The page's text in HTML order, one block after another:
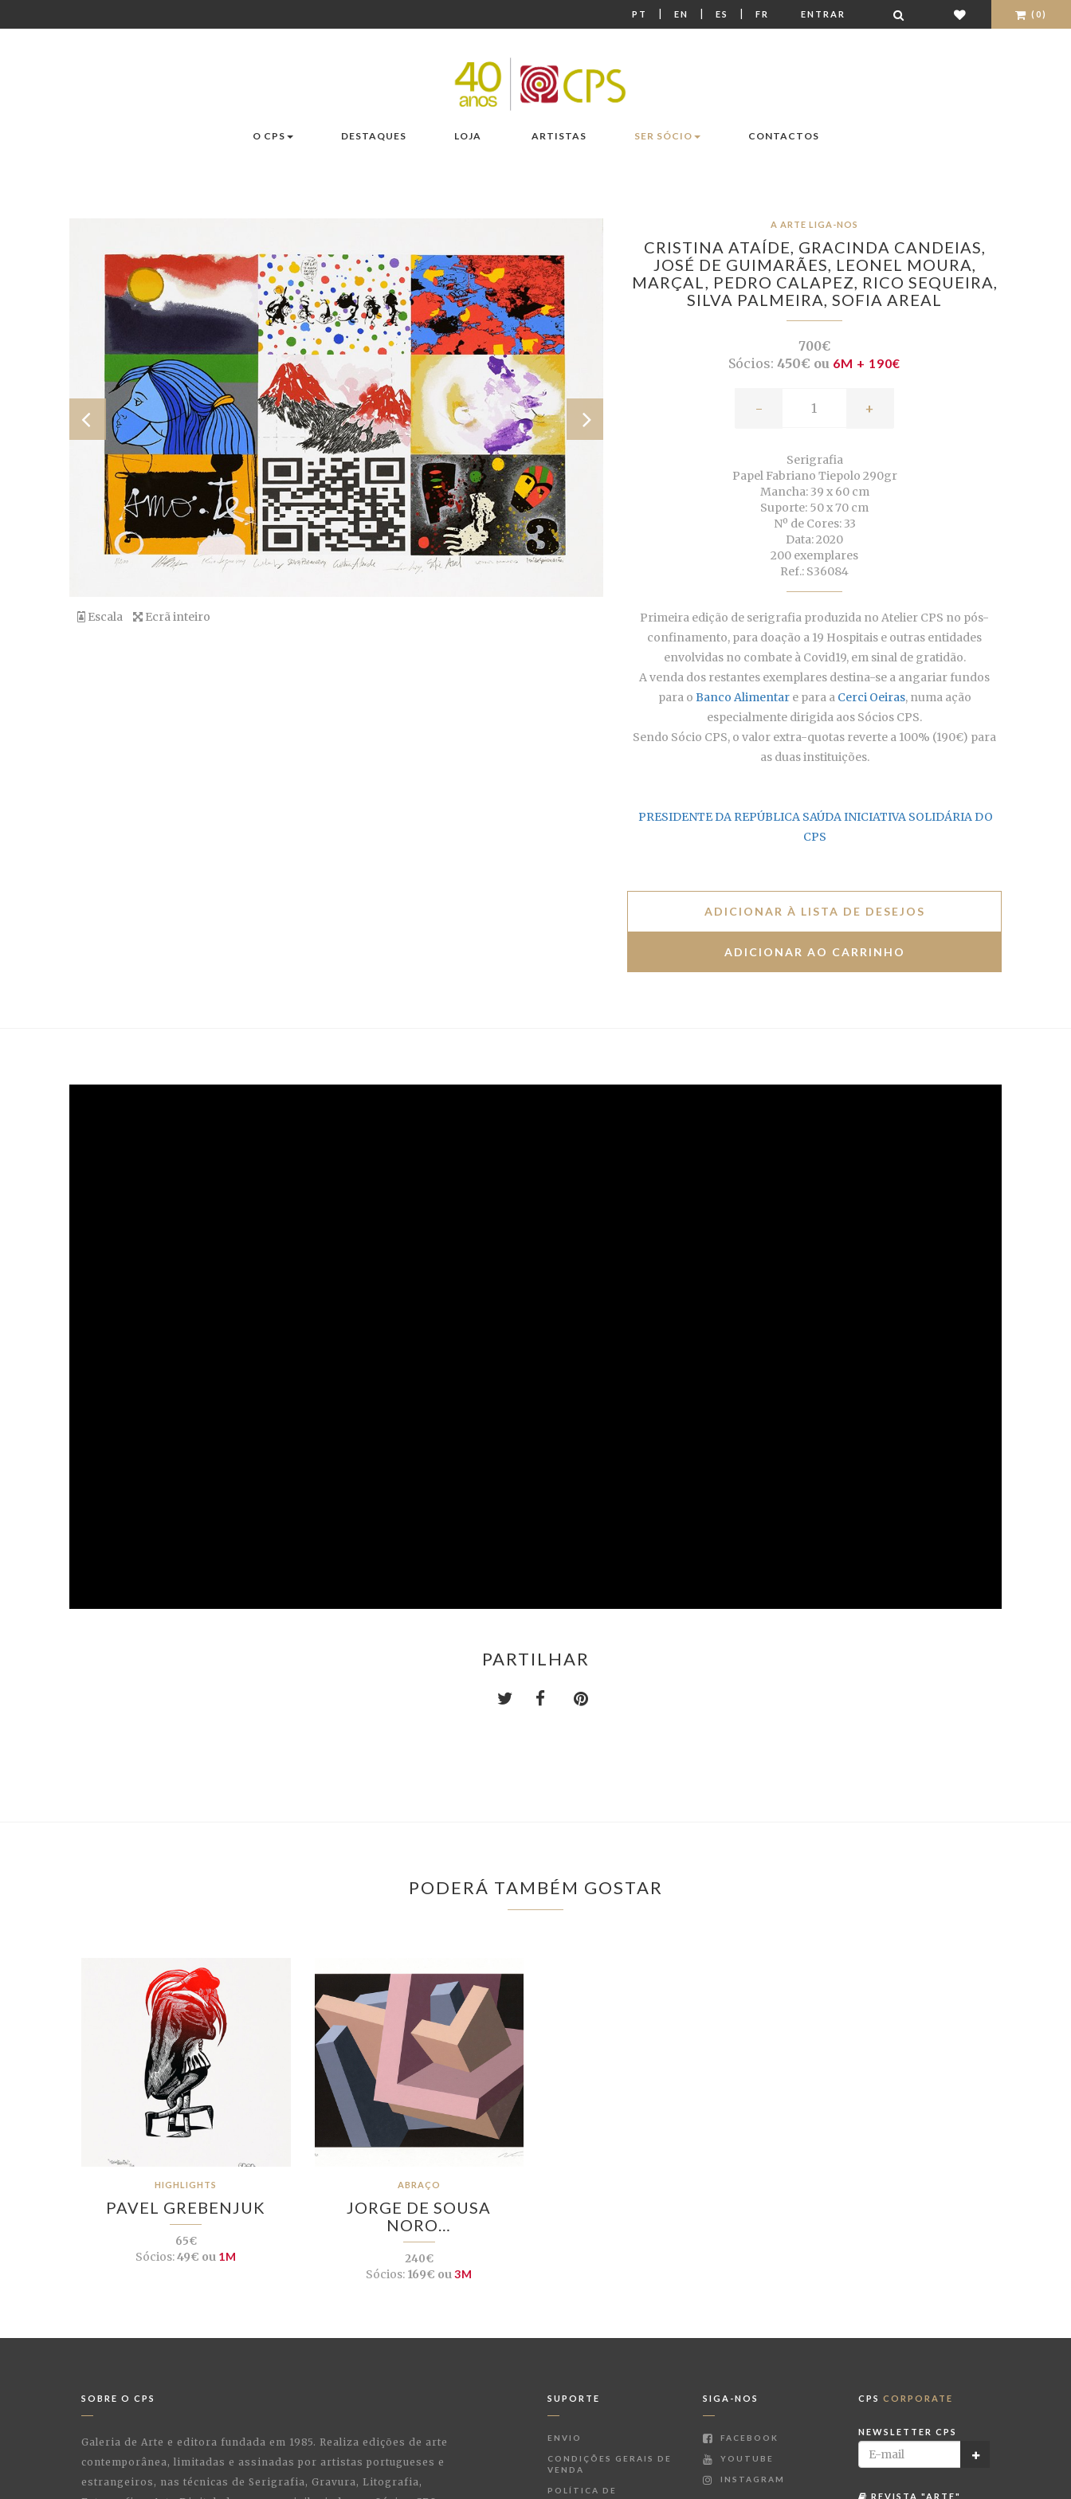
PT | EN | ES | FR ENTRAR (0)
O CPS DESTAQUES LOJA ARTISTAS SER SÓCIO CONTACTOS
Escala Ecrã inteiro
A ARTE LIGA-NOS
CRISTINA ATAÍDE, GRACINDA CANDEIAS,
JOSÉ DE GUIMARÃES, LEONEL MOURA,
MARÇAL, PEDRO CALAPEZ, RICO SEQUEIRA,
SILVA PALMEIRA, SOFIA AREAL
700€
Sócios: 450€ ou 6M + 190€
- +
Serigrafia
Papel Fabriano Tiepolo 290gr
Mancha: 39 x 60 cm
Suporte: 50 x 70 cm
Nº de Cores: 33
Data: 2020
200 exemplares
Ref.: S36084
Primeira edição de serigrafia produzida no Atelier CPS no pós-
confinamento, para doação a 19 Hospitais e outras entidades
envolvidas no combate à Covid19, em sinal de gratidão.
A venda dos restantes exemplares destina-se a angariar fundos
para o Banco Alimentare para a Cerci Oeiras, numa ação
especialmente dirigida aos Sócios CPS.
Sendo Sócio CPS, o valor extra-quotas reverte a 100% (190€) para
as duas instituições.
PRESIDENTE DA REPÚBLICA SAÚDA INICIATIVA SOLIDÁRIA DO
CPS
ADICIONAR À LISTA DE DESEJOS
PARTILHAR
PODERÁ TAMBÉM GOSTAR
HIGHLIGHTS
PAVEL GREBENJUK
65€
Sócios:49€ ou 1M
ABRAÇO
JORGE DE SOUSA
NORO…
240€
Sócios:169€ ou3M
SOBRE O CPS
Galeria de Arte e editora fundada em 1985. Realiza edições de arte
contemporânea, limitadas e assinadas por artistas portugueses e
estrangeiros, nas técnicas de Serigrafia, Gravura, Litografia,
SUPORTE
ENVIO
CONDIÇÕES GERAIS DE
VENDA
POLÍTICA DE
SIGA-NOS
FACEBOOK
YOUTUBE
INSTAGRAM
CPS CORPORATE
NEWSLETTER CPS
REVISTA "ARTE"